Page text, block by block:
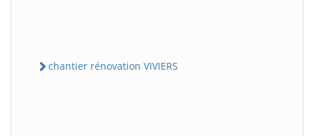
chantier rénovation VIVIERS